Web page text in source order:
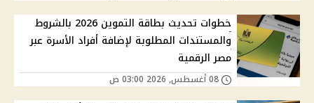
خطوات تحديث بطاقة التموين 2026 بالشروط
والمستندات المطلوبة لإضافة أفراد الأسرة عبر
مصر الرقمية